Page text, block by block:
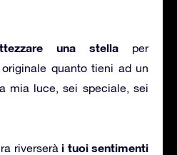
una stellaper
quanto tieni ad un
mia luce, sei speciale, sei
riverserà i tuoi sentimenti